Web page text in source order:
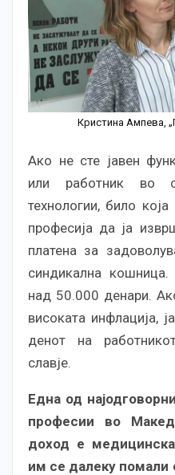
Кристина Ампева,
Ако не сте јавен
или работник во
технологии, било
професија да ја
платена за
синдикална
над 50.000 денари.
високата инфлација,
денот на
славје.
Една од
професии во
доход е
им се далеку помали